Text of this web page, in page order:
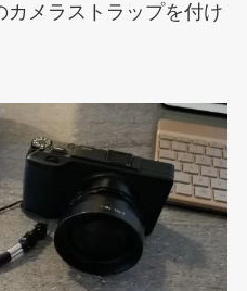
メラストラップを付け